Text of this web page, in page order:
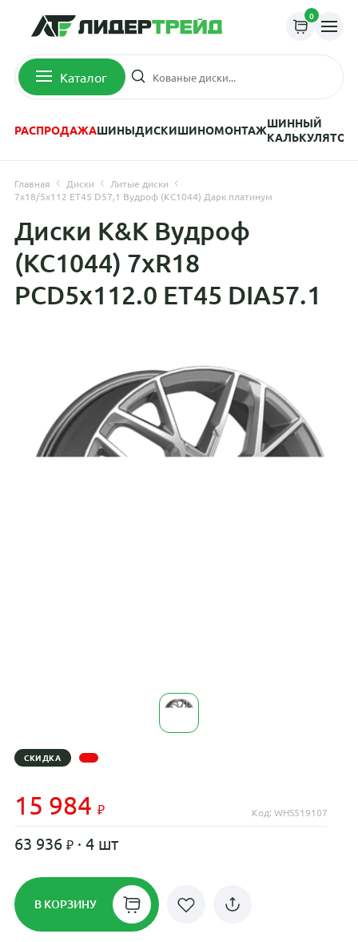
0
Каталог
РАСПРОДАЖАШИНЫДИСКИШИНОМОНТАЖШИННЫЙ
КАЛЬКУЛЯТОР
Главная Диски
Литые диски
7x18/5x112 ET45 D57,1 Вудроф (КС1044) Дарк платинум
Диски K&K Вудроф
(КС1044) 7xR18
PCD5x112.0 ET45 DIA57.1
СКИДКА
15 984 Код: WHS519107
63 936 · 4 шт
В КОРЗИНУ